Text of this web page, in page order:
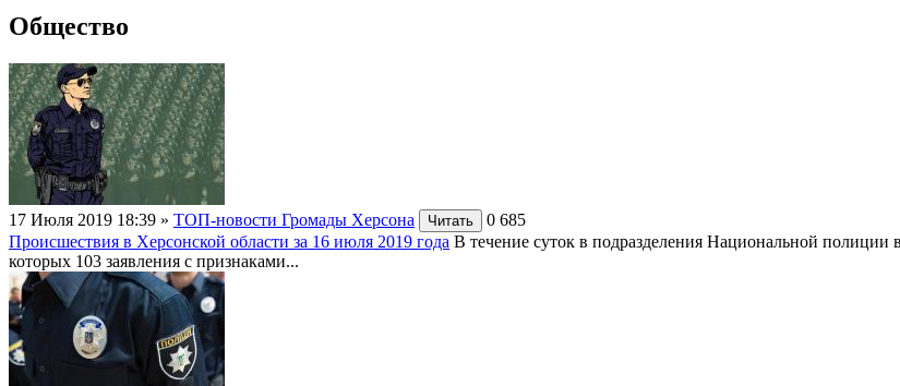
Общество
17 Июля 2019 18:39 » ТОП-новости Громады Херсона Читать 0 685
Происшествия в Херсонской области за 16 июля 2019 года В течение суток в подразделения Национальной полиции
которых 103 заявления с признаками...